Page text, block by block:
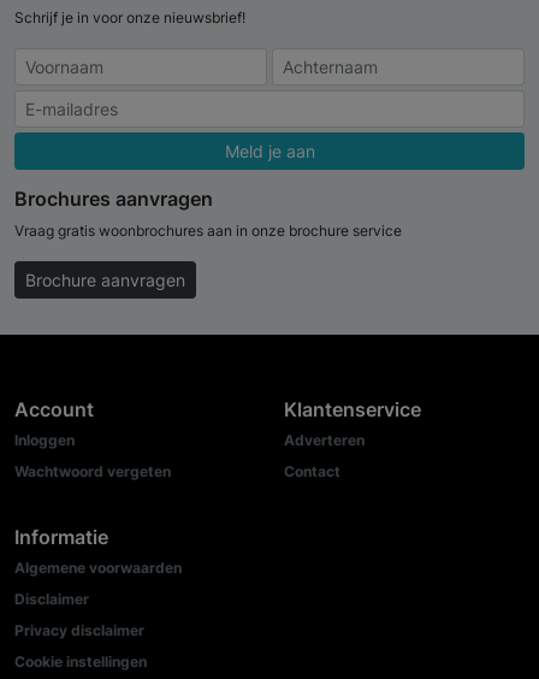
Schrijf je in voor onze nieuwsbrief!
Meld je aan
Brochures aanvragen
Vraag gratis woonbrochures aan in onze brochure service
Brochure aanvragen
Account
Inloggen
Wachtwoord vergeten
Informatie
Algemene voorwaarden
Disclaimer
Privacy disclaimer
Cookie instellingen
Klantenservice
Adverteren
Contact